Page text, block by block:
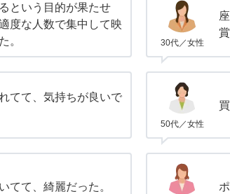
という目的が果たせ
度な人数で集中して映
。
30代／女性
てて、気持ちが良いで
50代／女性
てて、綺麗だった。